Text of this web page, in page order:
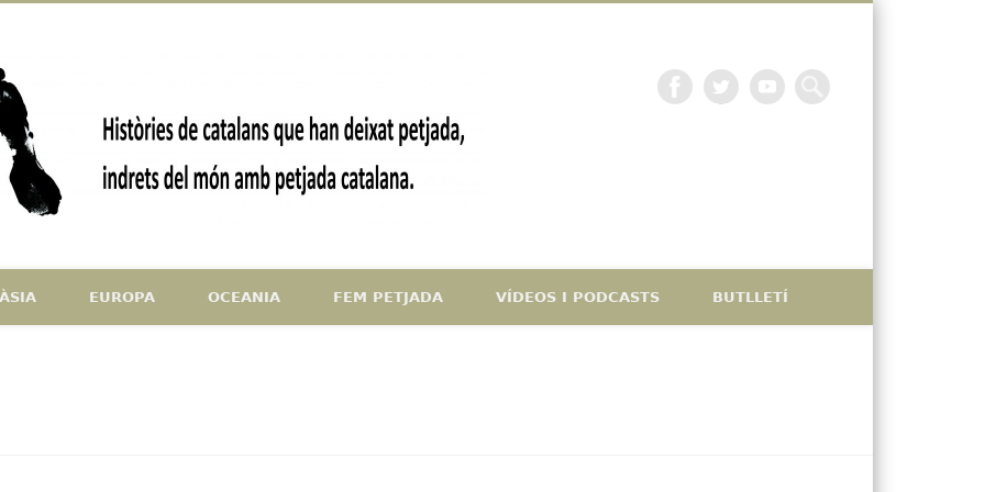
La petjada catalana
del món amb petjada catalana
ÀSIA EUROPA OCEANIA FEM PETJADA VÍDEOS I PODCASTS BUTLLETÍ